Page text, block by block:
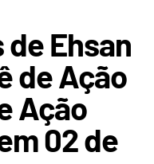
de Ehsan
de Ação
Ação
02 de